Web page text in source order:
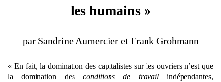
les humains »
par Sandrine Aumercier et Frank Grohmann
« En fait, la domination des capitalistes sur les ouvriers n’est que
la domination des conditions de travailindépendantes,